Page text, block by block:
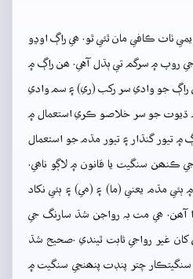
ٺاٺ ڪافي مان ٿئي ٿو. ھي راڳ اوڍو
روپ ۾ سرگم تي ٻڌل آهي. ھن راڳ ۾
راڳ جو وادي سر رکب (ري) ۽ سم وادي
ڌيوت جو سر خلاصو ڪري استعمال ۾
۾ تيور گنڌار ۽ تيور مڌم جو استعمال
ڪنھن سنگيت يا قانون ۾ لاڳو ناھي.
مڌم يعني (ما) ۽ (مي) ۽ ٻئي نکاد
آھن. ھي مت بہ رواجن شڌ سارنگ جي
غير رواجي ثابت ٿيندي .صحيح شڌ
چتر پنڊت پنھنجي سنگيت ۾